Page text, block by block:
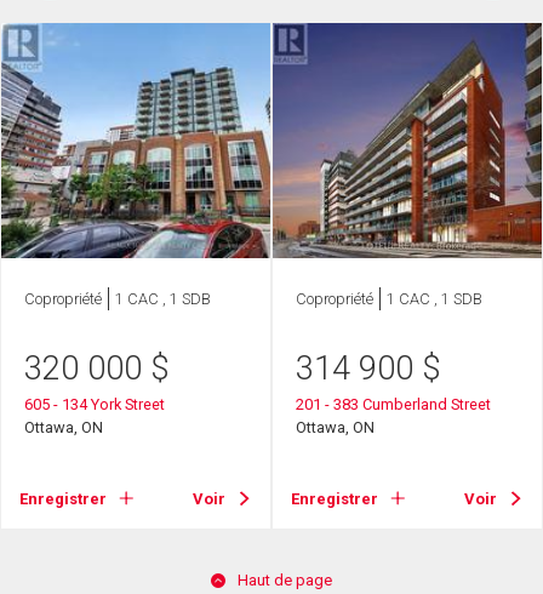
Copropriété 1 CAC , 1 SDB
320 000 $
605 - 134 York Street
Ottawa, ON
Enregistrer Voir
Copropriété 1 CAC , 1 SDB
314 900 $
201 - 383 Cumberland Street
Ottawa, ON
Enregistrer Voir
Haut de page